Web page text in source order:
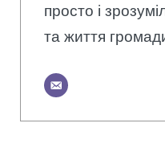
просто і
та життя